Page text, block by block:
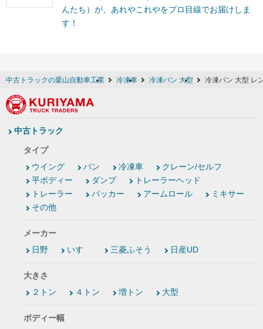
んたち）が、あれやこれやをプロ目線でお届けしま
す！
中古トラックの栗山自動車工業 冷凍車 冷凍バン 大型 冷凍バン 大型 レ
中古トラック
タイプ
ウイング
バン 冷凍車
クレーン/セルフ
平ボディー
ダンプ
トレーラーヘッド
トレーラー
パッカー アームロール
ミキサー
その他
メーカー
日野
いすゞ 三菱ふそう 日産UD
大きさ
２トン
４トン 増トン 大型
ボディー幅